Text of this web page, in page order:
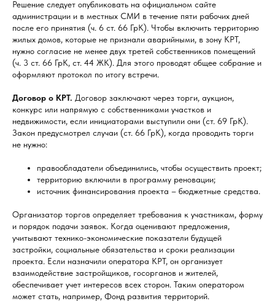
Решение следует опубликовать на официальном сайте
администрации и в местных СМИ в течение пяти рабочих дней
после его принятия (ч. 6 ст. 66 ГрК). Чтобы включить территорию
жилых домов, которые не признали аварийными, в зону КРТ,
нужно согласие не менее двух третей собственников помещений
(ч. 3 ст. 66 ГрК, ст. 44 ЖК). Для этого проводят общее собрание и
оформляют протокол по итогу встречи.
Договор о КРТ. Договор заключают через торги, аукцион,
конкурс или напрямую с собственниками участков и
недвижимости, если инициаторами выступили они (ст. 69 ГрК).
Закон предусмотрел случаи (ст. 66 ГрК), когда проводить торги
не нужно:
правообладатели объединились, чтобы осуществить проект;
территорию включили в программу реновации;
источник финансирования проекта – бюджетные средства.
Организатор торгов определяет требования к участникам, форму
и порядок подачи заявок. Когда оценивают предложения,
учитывают технико-экономические показатели будущей
застройки, социальные обязательства и сроки реализации
проекта. Если назначили оператора КРТ, он организует
взаимодействие застройщиков, госорганов и жителей,
обеспечивает учет интересов всех сторон. Таким оператором
может стать, например, Фонд развития территорий.